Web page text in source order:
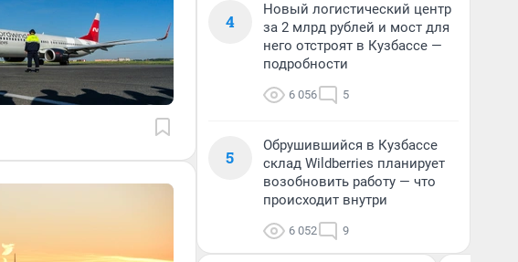
4
Новый логистический центр
за 2 млрд рублей и мост для
него отстроят в Кузбассе —
подробности
6 056 5
5
Обрушившийся в Кузбассе
склад Wildberries планирует
возобновить работу — что
происходит внутри
6 052 9